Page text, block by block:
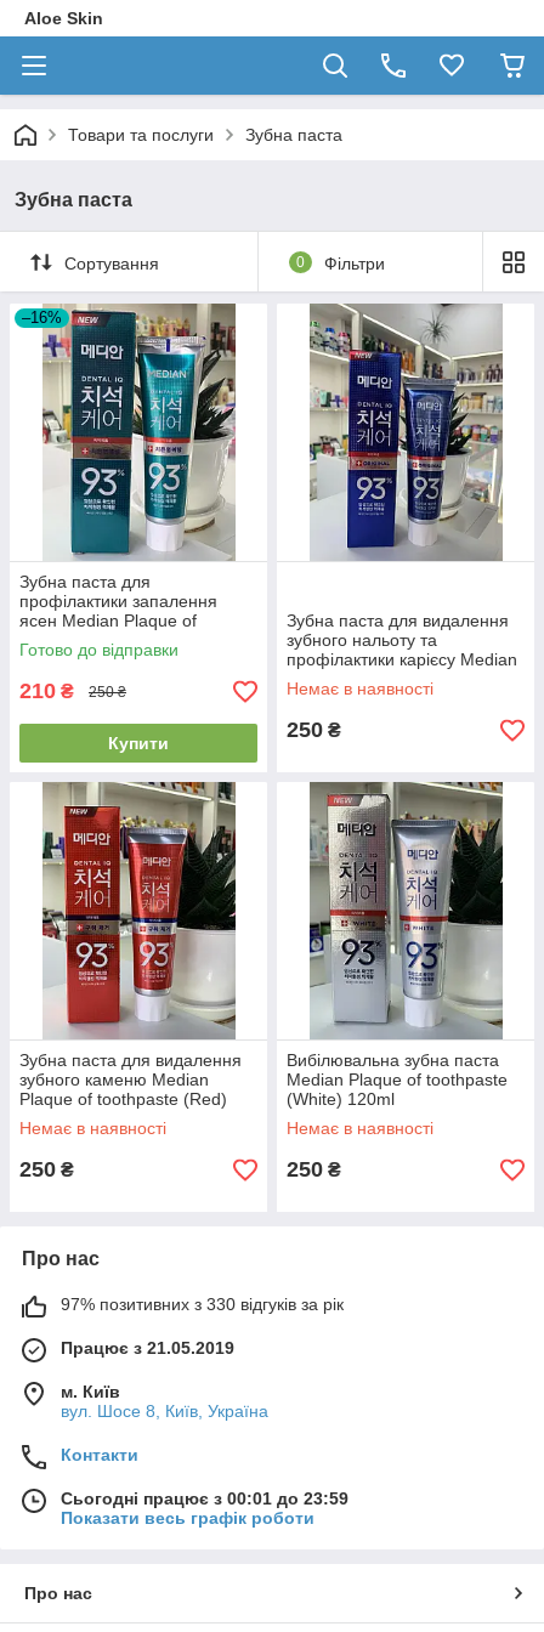
Aloe Skin
Товари та послуги Зубна паста
Зубна паста
Сортування 0 Фільтри
–16%
Зубна паста для
профілактики запалення
ясен Median Plaque of
toothpaste (Green) 120ml
Готово до відправки
210 ₴ 250 ₴
Купити
Зубна паста для видалення
зубного нальоту та
профілактики карієсу Median
Plaque of toothpaste (Blue)
120ml
Немає в наявності
250 ₴
Зубна паста для видалення
зубного каменю Median
Plaque of toothpaste (Red)
120ml
Немає в наявності
250 ₴
Вибілювальна зубна паста
Median Plaque of toothpaste
(White) 120ml
Немає в наявності
250 ₴
Про нас
97% позитивних з 330 відгуків за рік
Працює з 21.05.2019
м. Київ
вул. Шосе 8, Київ, Україна
Контакти
Сьогодні працює з 00:01 до 23:59
Показати весь графік роботи
Про нас